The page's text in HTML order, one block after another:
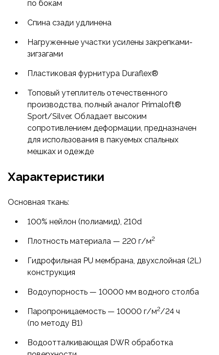
по бокам
Спина сзади удлинена
Нагруженные участки усилены закрепками-
зигзагами
Пластиковая фурнитура Duraflex®
Топовый утеплитель отечественного
производства, полный аналог Primaloft®
Sport/Silver. Обладает высоким
сопротивлением деформации, предназначен
для использования в пакуемых спальных
мешках и одежде
Характеристики
Основная ткань:
100% нейлон (полиамид), 210d
Плотность материала — 220 г/м2
Гидрофильная PU мембрана, двухслойная (2L)
конструкция
Водоупорность — 10000 мм водного столба
Паропроницаемость — 10000 г/м2/24 ч
(по методу B1)
Водоотталкивающая DWR обработка